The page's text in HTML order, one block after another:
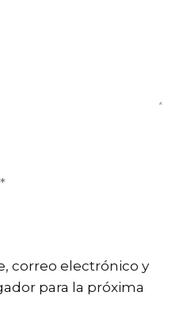
correo electrónico y
para la próxima